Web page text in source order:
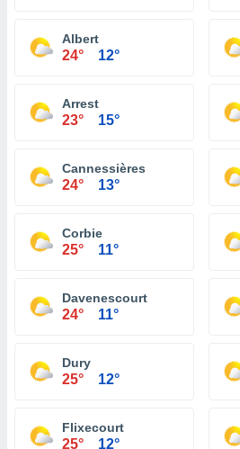
Albert
24° 12°
Arrest
23° 15°
Cannessières
24° 13°
Corbie
25° 11°
Davenescourt
24° 11°
Dury
25° 12°
Flixecourt
25° 12°